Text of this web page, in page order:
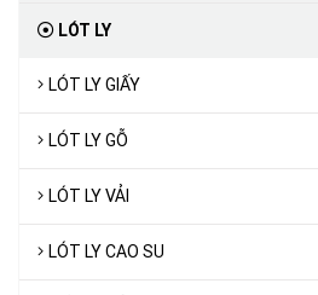
LÓT LY
LÓT LY GIẤY
LÓT LY GỖ
LÓT LY VẢI
LÓT LY CAO SU